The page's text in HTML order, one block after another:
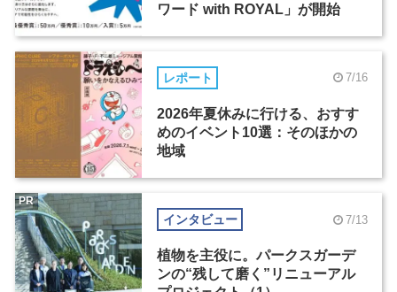
ワード with ROYAL」が開始
レポート 7/16
2026年夏休みに行ける、おすす
めのイベント10選：そのほかの
地域
インタビュー 7/13
植物を主役に。パークスガーデ
ンの“残して磨く”リニューアル
PR